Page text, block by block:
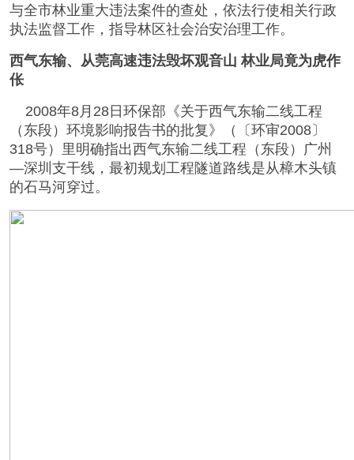
与全市林业重大违法案件的查处，依法行使相关行政
执法监督工作，指导林区社会治安治理工作。
西气东输、从莞高速违法毁坏观音山 林业局竟为虎作
伥
2008年8月28日环保部《关于西气东输二线工程
（东段）环境影响报告书的批复》（〔环审2008〕
318号）里明确指出西气东输二线工程（东段）广州
—深圳支干线，最初规划工程隧道路线是从樟木头镇
的石马河穿过。